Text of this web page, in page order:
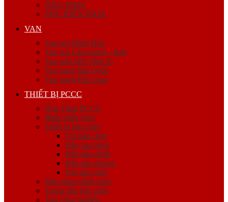
ỐNG INOX
PHỤ KIỆN INOX
VAN
Van ren Minh Hòa
Van ren Giacomini – Italy
Van mặt bích Shin Yi
Van gang hàn Quốc
Van gang Đài Loan
THIẾT BỊ PCCC
Ống Thép PCCC
Bình chữa cháy
Thiết bị báo cháy
Còi báo cháy
Đầu báo khói
Đầu báo nhiệt
Đèn báo phòng
Nút báo cháy
Đầu phun chữa cháy
Trung tâm báo cháy
Van công nghiệp